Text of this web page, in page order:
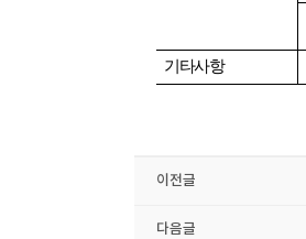
기타사항
이전글
다음글